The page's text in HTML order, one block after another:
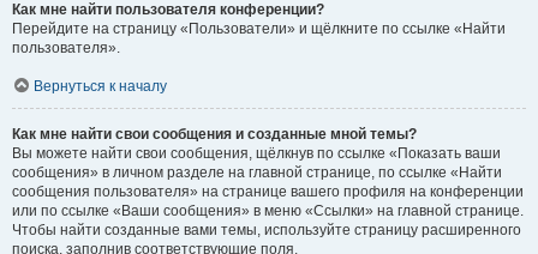
Как мне найти пользователя конференции?
Перейдите на страницу «Пользователи» и щёлкните по ссылке «Найти
пользователя».
Вернуться к началу
Как мне найти свои сообщения и созданные мной темы?
Вы можете найти свои сообщения, щёлкнув по ссылке «Показать ваши
сообщения» в личном разделе на главной странице, по ссылке «Найти
сообщения пользователя» на странице вашего профиля на конференции
или по ссылке «Ваши сообщения» в меню «Ссылки» на главной странице.
Чтобы найти созданные вами темы, используйте страницу расширенного
поиска, заполнив соответствующие поля.